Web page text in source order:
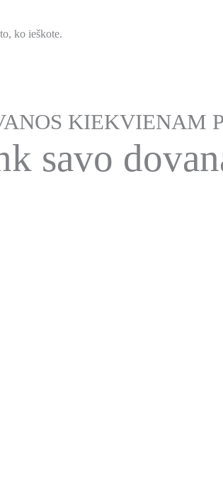
ko ieškote.
KIEKVIENAM
savo